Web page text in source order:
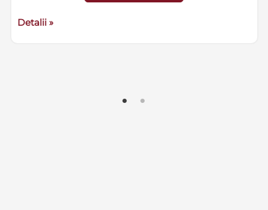
Detalii »